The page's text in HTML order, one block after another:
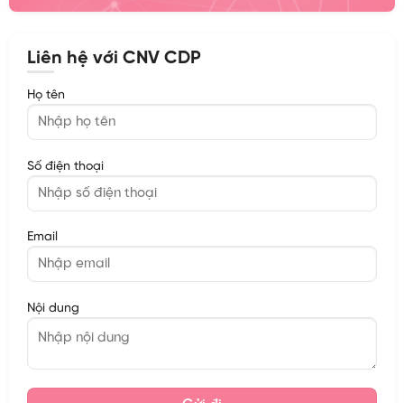
Liên hệ với CNV CDP
Họ tên
Số điện thoại
Email
Nội dung